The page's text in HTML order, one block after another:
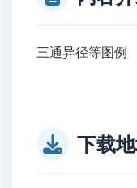
三通异径等图例
下载